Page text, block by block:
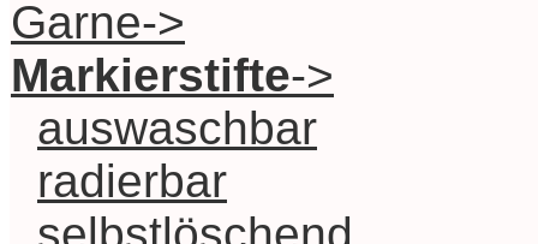
Garne->
Markierstifte->
auswaschbar
radierbar
selbstlöschend